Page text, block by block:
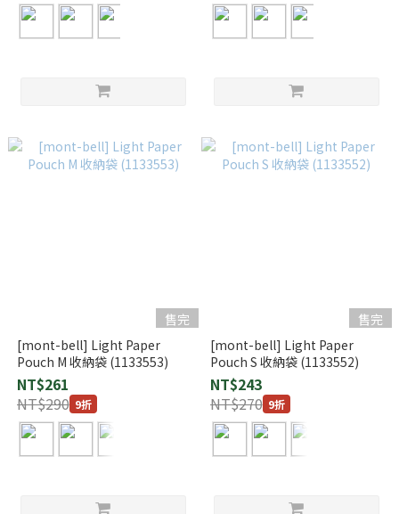
售完
[mont-bell] Light Paper
Pouch M 收納袋 (1133553)
NT$261
NT$290 9折
售完
[mont-bell] Light Paper
Pouch S 收納袋 (1133552)
NT$243
NT$270 9折